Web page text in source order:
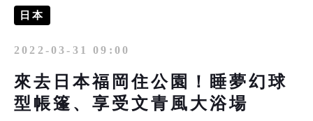
日本
2022-03-31 09:00
來去日本福岡住公園！睡夢幻球
型帳篷、享受文青風大浴場